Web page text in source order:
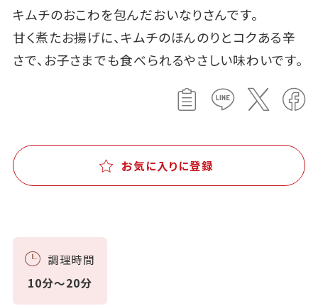
キムチのおこわを包んだおいなりさんです。
甘く煮たお揚げに、キムチのほんのりとコクある辛
さで、お子さまでも食べられるやさしい味わいです。
お気に入りに登録
調理時間
10分～20分